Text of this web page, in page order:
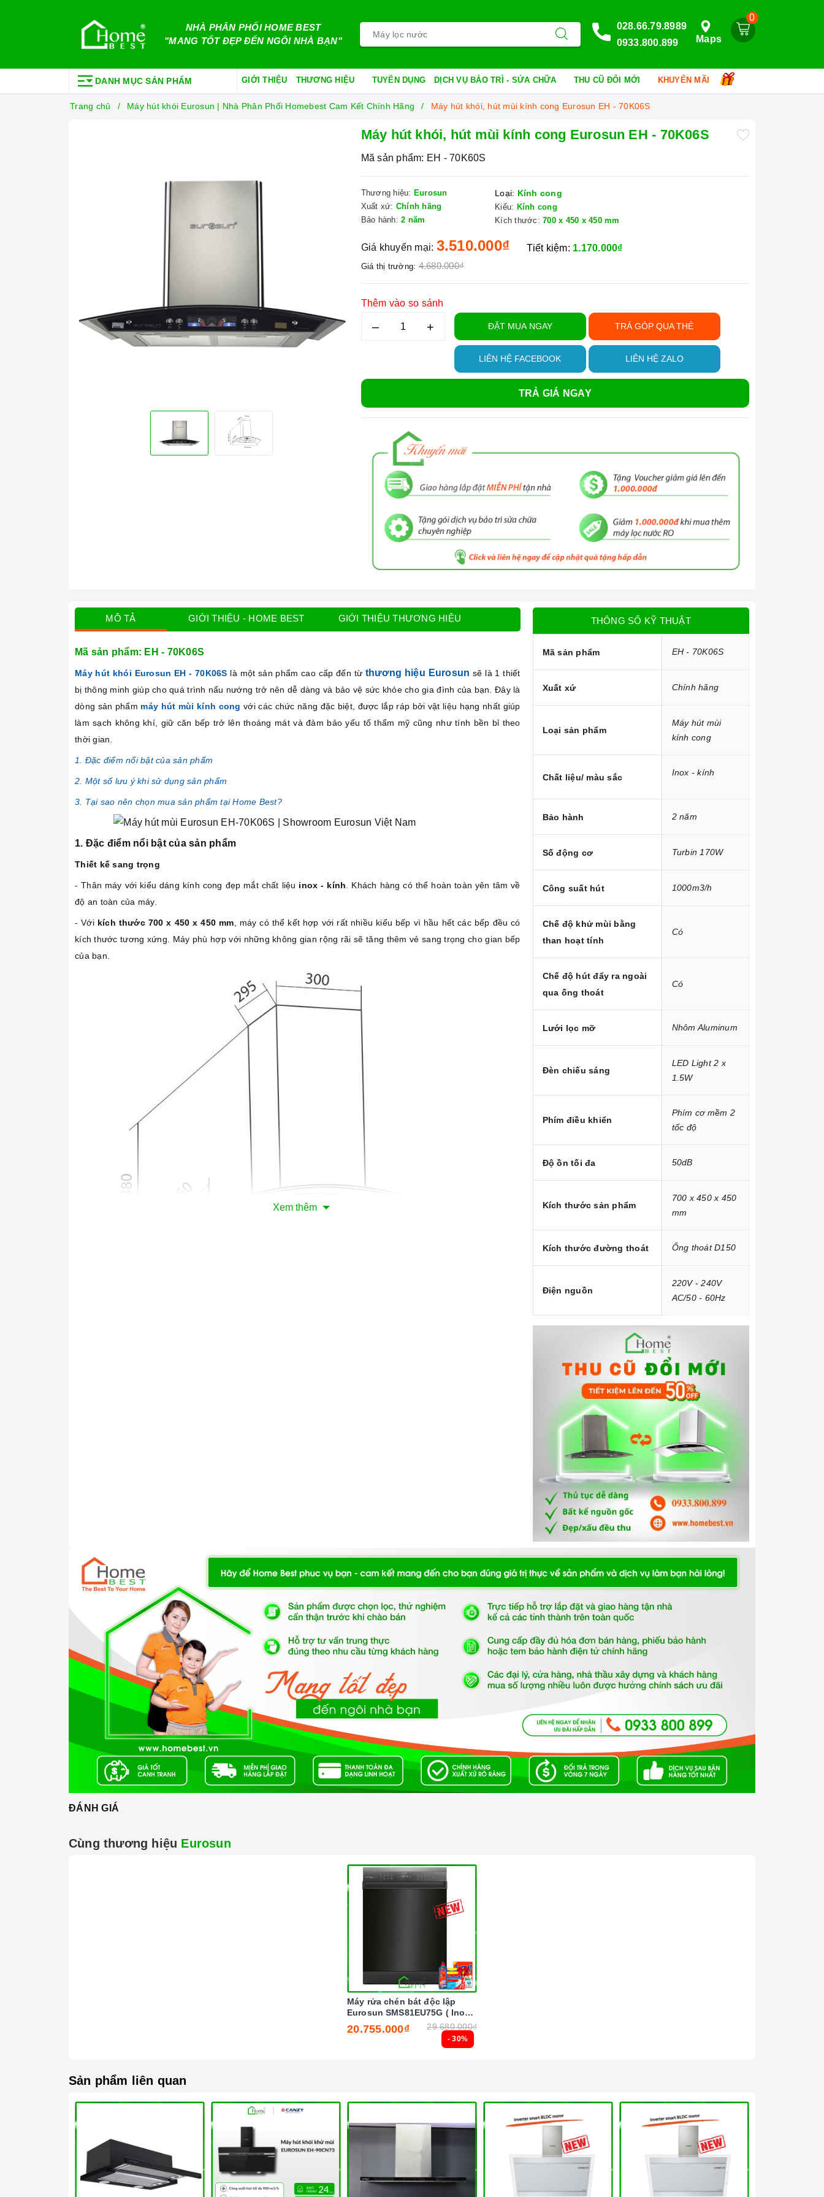
NHÀ PHÂN PHỐI HOME BEST
"MANG TỐT ĐẸP ĐẾN NGÔI NHÀ BẠN"
0
Maps
028.66.79.8989
0933.800.899
DANH MỤC SẢN PHẨM GIỚI THIỆU THƯƠNG HIỆU TUYỂN DỤNG DỊCH VỤ BẢO TRÌ - SỬA CHỮA THU CŨ ĐỔI MỚI KHUYẾN MÃI
Trang chủ Máy hút khói Eurosun | Nhà Phân Phối Homebest Cam Kết Chính Hãng Máy hút khói, hút mùi kính cong Eurosun EH - 70K06S
Máy hút khói, hút mùi kính cong Eurosun EH - 70K06S
Mã sản phẩm: EH - 70K60S
Thương hiệu: Eurosun
Xuất xứ: Chính hãng
Bảo hành: 2 năm
Loại: Kính cong
Kiểu: Kính cong
Kích thước: 700 x 450 x 450 mm
Giá khuyến mại: 3.510.000₫
Giá thị trường: 4.680.000₫
Tiết kiệm: 1.170.000₫
Thêm vào so sánh
– + ĐẶT MUA NGAY TRẢ GÓP QUA THẺ
LIÊN HỆ FACEBOOK LIÊN HỆ ZALO
TRẢ GIÁ NGAY
MÔ TẢ GIỚI THIỆU - HOME BEST GIỚI THIỆU THƯƠNG HIỆU
Mã sản phẩm: EH - 70K06S
Máy hút khói Eurosun EH - 70K06S là một sản phẩm cao cấp đến từ thương hiệu Eurosun sẽ là 1 thiết
bị thông minh giúp cho quá trình nấu nướng trở nên dễ dàng và bảo vệ sức khỏe cho gia đình của bạn. Đây là
dòng sản phẩm máy hút mùi kính cong với các chức năng đặc biệt, được lắp ráp bởi vật liệu hạng nhất giúp
làm sạch không khí, giữ căn bếp trở lên thoáng mát và đảm bảo yếu tố thẩm mỹ cũng như tính bền bỉ theo
thời gian.
1. Đặc điểm nổi bật của sản phẩm
2. Một số lưu ý khi sử dụng sản phẩm
3. Tại sao nên chọn mua sản phẩm tại Home Best?
1. Đặc điểm nổi bật của sản phẩm
Thiết kế sang trọng
- Thân máy với kiểu dáng kính cong đẹp mắt chất liệu inox - kính . Khách hàng có thể hoàn toàn yên tâm về
độ an toàn của máy.
- Với kích thước 700 x 450 x 450 mm , máy có thể kết hợp với rất nhiều kiểu bếp vì hầu hết các bếp đều có
kích thước tương xứng. Máy phù hợp với những không gian rộng rãi sẽ tăng thêm vẻ sang trọng cho gian bếp
của bạn.
của bạn.
2. Một số lưu ý khi sử dụng sản phẩm
- Đối với những chiếcmáy hút mùisử dụng than hoạt tính, bạn nên thay than từ 6 tháng đến 1 năm một lần
để đảm bảo hiệu quả khử mùi.
- Luôn lau chùi máy bằng giẻ mềm, có chất tẩy rửa.
- Không sử dụng máy khi nguồn điện chập chờn.
- Để tránh gây hại đến động cơ bên trong máy bạn không nên để nước hoặc vật cứng lọt vào trong máy.
- Đặc biệt để tiết kiệm điện và tăng tuổi thọ cho máy hơn hết bạn nên sử dụng đúng tốc độ của máy, không
nên lạm dụng tốc độ cao nhất tức đối với những món ăn không chứa dầu mỡ như các món luộc bạn chỉ cần
để máy ở mức công suất thấp, với những món chứa nhiều dầu mỡ như: chiên, xào, rán hoặc những món nặng
mùi như giả cày thì bạn mới cần sử dụng máy hút mùi ở cấp độ cao.
- Tầm 2 tháng bạn nên vệ sinh lưới lọc 1 lần. Nên bảo dưỡng máy 12 tháng 1 lần cũng là cách để máy hoạt
động tốt hơn.
chuyên nghiệp, đảm bảo rằng quý khách sẽ có trải nghiệm tuyệt vời và không gặp bất kỳ khó khăn nào trong
Đến vớiHome Best, chúng tôi tự hào cung cấp đến khách hàng đa dạng các dòngmáy hút khói
nổi tiếng, cam kết về chất lượng và nguồn gốc sản phẩm chính hãng. Chúng tôi tự tin mang đến
Xem thêm
THÔNG SỐ KỸ THUẬT
Mã sản phẩm EH - 70K06S
Xuất xứ Chính hãng
Loại sản phẩm
Máy hút mùi
kính cong
Chất liệu/ màu sắc Inox - kính
Bảo hành 2 năm
Số động cơ Turbin 170W
Công suất hút 1000m3/h
Chế độ khử mùi bằng
than hoạt tính
Có
Chế độ hút đẩy ra ngoài
qua ống thoát
Có
Lưới lọc mỡ Nhôm Aluminum
Đèn chiếu sáng
LED Light 2 x
1.5W
Phím điều khiển
Phím cơ mềm 2
tốc độ
Độ ồn tối đa 50dB
Kích thước sản phẩm
700 x 450 x 450
mm
Kích thước đường thoát Ống thoát D150
Điện nguồn
220V - 240V
AC/50 - 60Hz
ĐÁNH GIÁ
Cùng thương hiệu Eurosun
- 30%
Máy rửa chén bát độc lập
Eurosun SMS81EU75G ( Inox
BLACK ) Serial 7
20.755.000₫ 29.680.000₫
Sản phẩm liên quan